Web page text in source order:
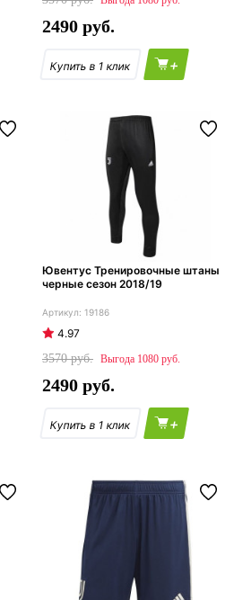
2490
+
Ювентус Тренировочные штаны
черные сезон 2018/19
19186
4.97
3570
1080
2490
+